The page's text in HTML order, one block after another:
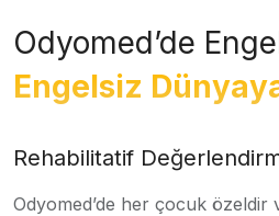
Odyomed’de
Engelsiz
Rehabilitatif
Odyomed’de her çocuk özeldir